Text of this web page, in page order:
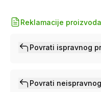
Reklamacije proizvoda
Povrati ispravnog
Povrati